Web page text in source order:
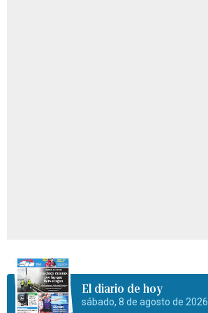
El diario de hoy
sábado, 8 de agosto de 2026